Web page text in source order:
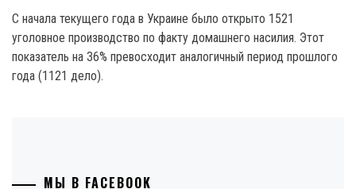
С начала текущего года в Украине было открыто 1521
уголовное производство по факту домашнего насилия. Этот
показатель на З6% превосходит аналогичный период прошлого
года (1121 дело).
МЫ В FACEBOOK